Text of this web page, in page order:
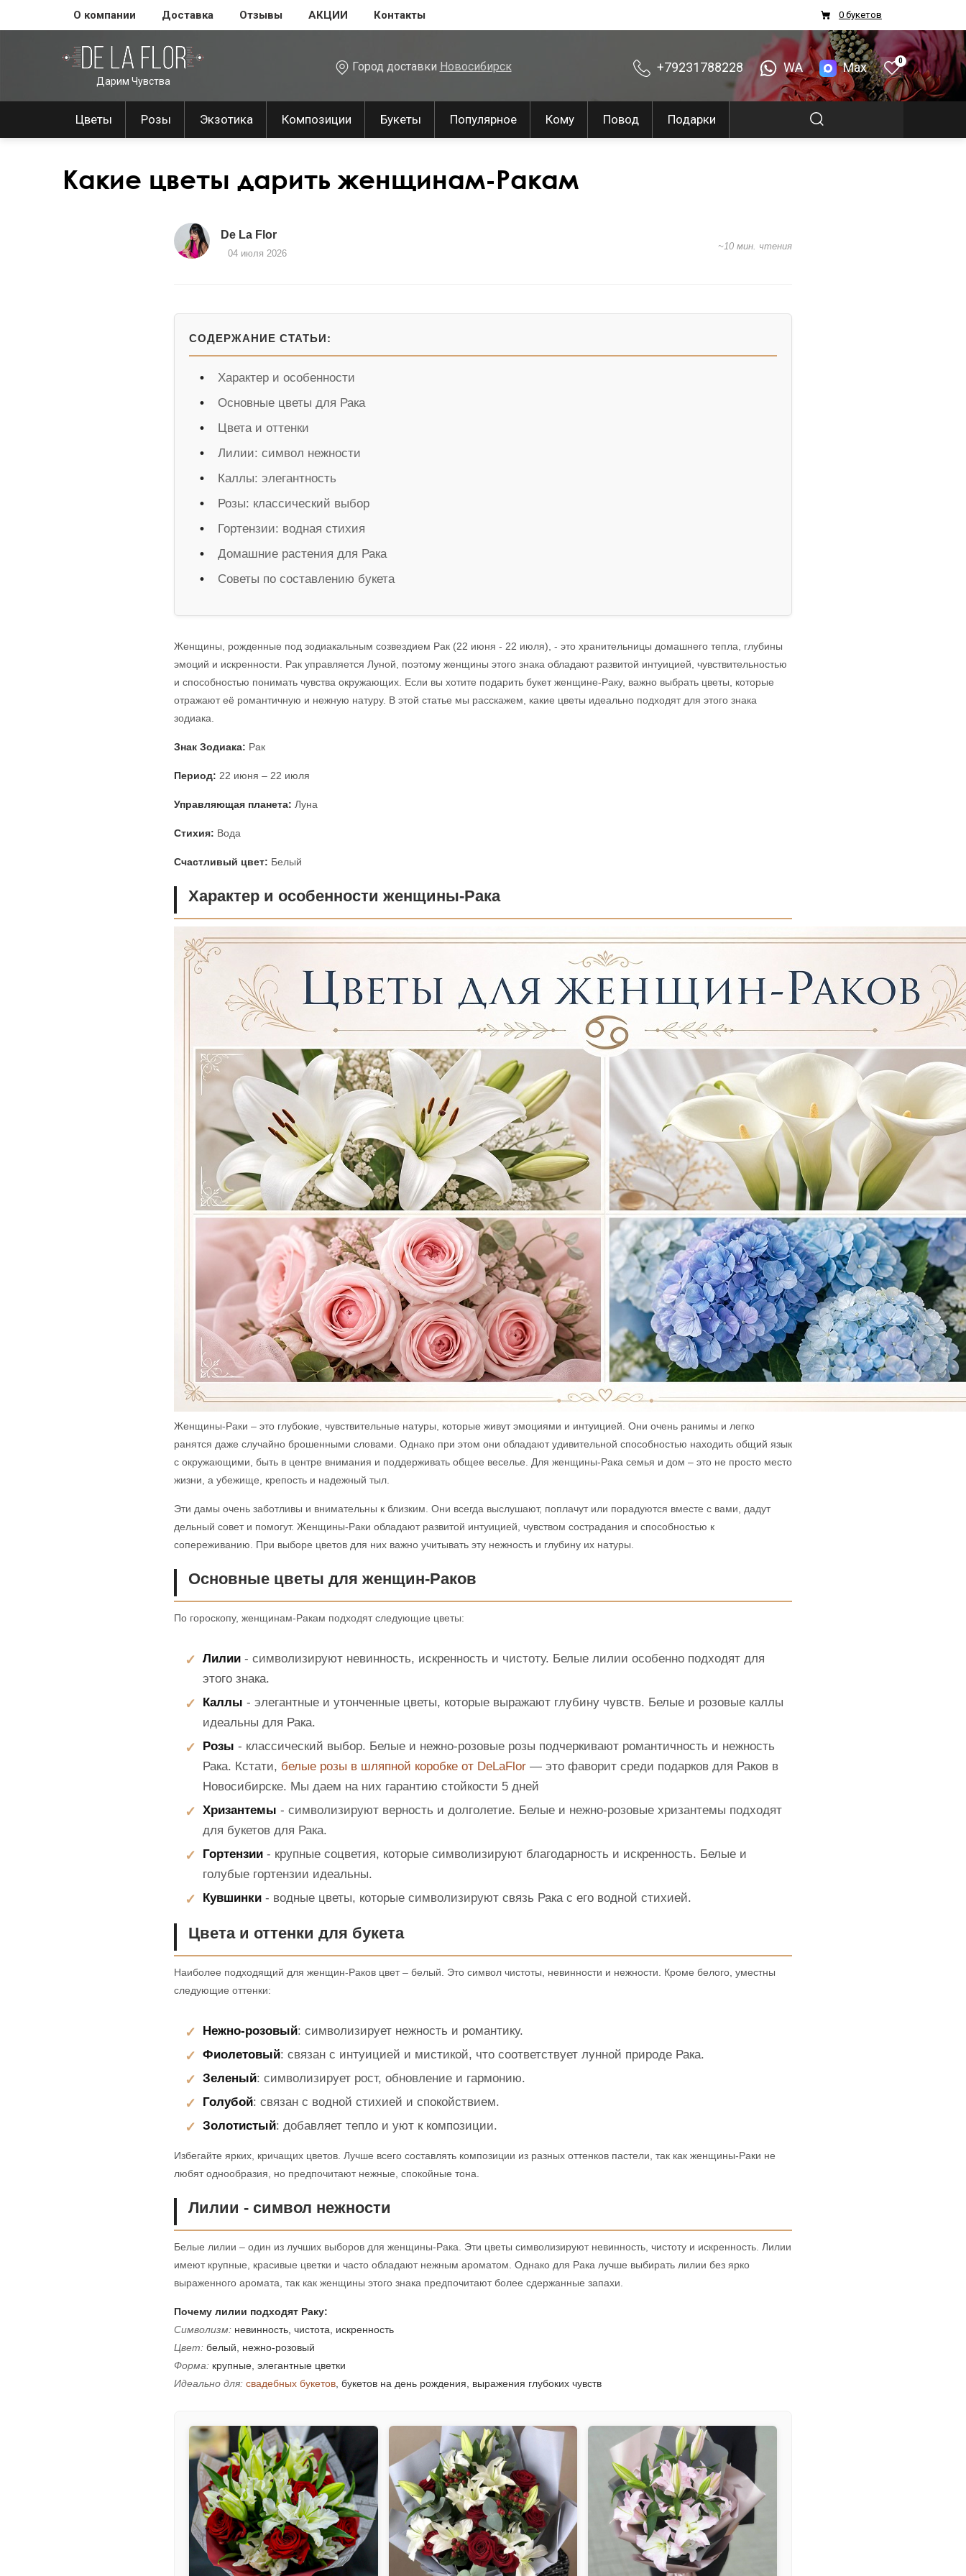
О компании Доставка Отзывы АКЦИИ Контакты 0 букетов
Дарим Чувства
Город доставки Новосибирск +79231788228 WA Max 0
Цветы Розы Экзотика Композиции Букеты Популярное Кому Повод Подарки
Какие цветы дарить женщинам-Ракам
De La Flor
04 июля 2026
~10 мин. чтения
СОДЕРЖАНИЕ СТАТЬИ:
Характер и особенности
Основные цветы для Рака
Цвета и оттенки
Лилии: символ нежности
Каллы: элегантность
Розы: классический выбор
Гортензии: водная стихия
Домашние растения для Рака
Советы по составлению букета
Женщины, рожденные под зодиакальным созвездием Рак (22 июня - 22 июля), - это хранительницы домашнего тепла, глубины
эмоций и искренности. Рак управляется Луной, поэтому женщины этого знака обладают развитой интуицией, чувствительностью
и способностью понимать чувства окружающих. Если вы хотите подарить букет женщине-Раку, важно выбрать цветы, которые
отражают её романтичную и нежную натуру. В этой статье мы расскажем, какие цветы идеально подходят для этого знака
зодиака.
Знак Зодиака: Рак
Период: 22 июня – 22 июля
Управляющая планета: Луна
Стихия: Вода
Счастливый цвет: Белый
Характер и особенности женщины-Рака
Женщины-Раки – это глубокие, чувствительные натуры, которые живут эмоциями и интуицией. Они очень ранимы и легко
ранятся даже случайно брошенными словами. Однако при этом они обладают удивительной способностью находить общий язык
с окружающими, быть в центре внимания и поддерживать общее веселье. Для женщины-Рака семья и дом – это не просто место
жизни, а убежище, крепость и надежный тыл.
Эти дамы очень заботливы и внимательны к близким. Они всегда выслушают, поплачут или порадуются вместе с вами, дадут
дельный совет и помогут. Женщины-Раки обладают развитой интуицией, чувством сострадания и способностью к
сопереживанию. При выборе цветов для них важно учитывать эту нежность и глубину их натуры.
Основные цветы для женщин-Раков
По гороскопу, женщинам-Ракам подходят следующие цветы:
Лилии - символизируют невинность, искренность и чистоту. Белые лилии особенно подходят для
этого знака.
Каллы - элегантные и утонченные цветы, которые выражают глубину чувств. Белые и розовые каллы
идеальны для Рака.
Розы - классический выбор. Белые и нежно-розовые розы подчеркивают романтичность и нежность
Рака. Кстати, белые розы в шляпной коробке от DeLaFlor — это фаворит среди подарков для Раков в
Новосибирске. Мы даем на них гарантию стойкости 5 дней
Хризантемы - символизируют верность и долголетие. Белые и нежно-розовые хризантемы подходят
для букетов для Рака.
Гортензии - крупные соцветия, которые символизируют благодарность и искренность. Белые и
голубые гортензии идеальны.
Кувшинки - водные цветы, которые символизируют связь Рака с его водной стихией.
Цвета и оттенки для букета
Наиболее подходящий для женщин-Раков цвет – белый. Это символ чистоты, невинности и нежности. Кроме белого, уместны
следующие оттенки:
Нежно-розовый: символизирует нежность и романтику.
Фиолетовый: связан с интуицией и мистикой, что соответствует лунной природе Рака.
Зеленый: символизирует рост, обновление и гармонию.
Голубой: связан с водной стихией и спокойствием.
Золотистый: добавляет тепло и уют к композиции.
Избегайте ярких, кричащих цветов. Лучше всего составлять композиции из разных оттенков пастели, так как женщины-Раки не
любят однообразия, но предпочитают нежные, спокойные тона.
Лилии - символ нежности
Белые лилии – один из лучших выборов для женщины-Рака. Эти цветы символизируют невинность, чистоту и искренность. Лилии
имеют крупные, красивые цветки и часто обладают нежным ароматом. Однако для Рака лучше выбирать лилии без ярко
выраженного аромата, так как женщины этого знака предпочитают более сдержанные запахи.
Почему лилии подходят Раку:
Символизм: невинность, чистота, искренность
Цвет: белый, нежно-розовый
Форма: крупные, элегантные цветки
Идеально для: свадебных букетов , букетов на день рождения, выражения глубоких чувств